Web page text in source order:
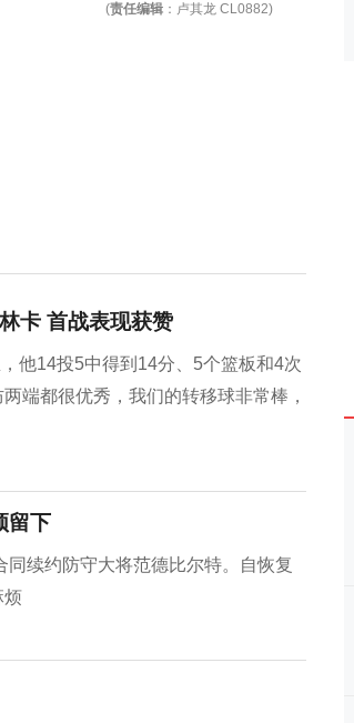
(责任编辑 ：卢其龙 CL0882)
卡 首战表现获赞
他14投5中得到14分、5个篮板和4次
端都很优秀，我们的转移球非常棒，
留下
续约防守大将范德比尔特。自恢复
烦